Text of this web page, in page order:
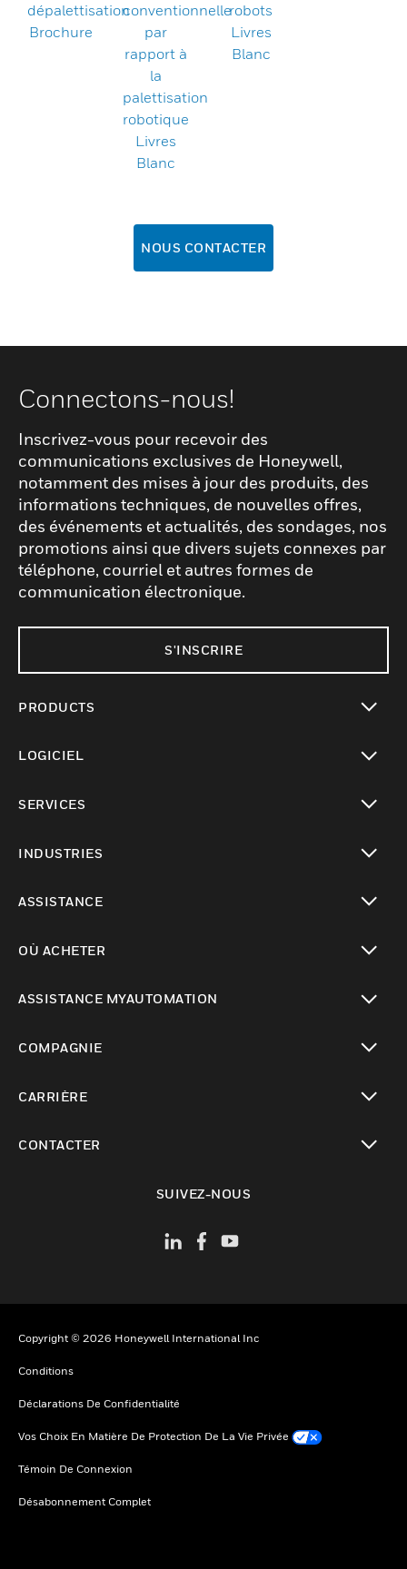
dépalettisation
Brochure
conventionnelle
par
rapport à
la
palettisation
robotique
Livres
Blanc
robots
Livres
Blanc
NOUS CONTACTER
Connectons-nous!
Inscrivez-vous pour recevoir des
communications exclusives de Honeywell,
notamment des mises à jour des produits, des
informations techniques, de nouvelles offres,
des événements et actualités, des sondages, nos
promotions ainsi que divers sujets connexes par
téléphone, courriel et autres formes de
communication électronique.
S'INSCRIRE
PRODUCTS
LOGICIEL
SERVICES
INDUSTRIES
ASSISTANCE
OÙ ACHETER
ASSISTANCE MYAUTOMATION
COMPAGNIE
CARRIÈRE
CONTACTER
SUIVEZ-NOUS
Copyright © 2026 Honeywell International Inc
Conditions
Déclarations De Confidentialité
Vos Choix En Matière De Protection De La Vie Privée
Témoin De Connexion
Désabonnement Complet